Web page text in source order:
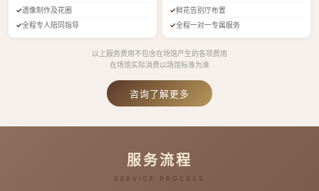
遗像制作及花圈
全程专人陪同指导
鲜花告别厅布置
全程一对一专属服务
以上服务费用不包含在场馆产生的各项费用
在场馆实际消费以场馆标准为准
咨询了解更多
服务流程
SERVICE PROCESS